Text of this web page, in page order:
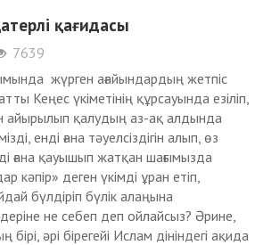
қағидасы
7639
жүрген ағайындардың жетпіс
Кеңес үкіметінің құрсауында езіліп,
айырылып қалудың аз-ақ алдында
енді ғана тәуелсіздігін алып, өз
ғана қауышып жатқан шағымызда
кәпір» деген үкімді ұран етіп,
бүлдіріп бүлік алаңына
не себеп деп ойлайсыз? Әрине,
бірі, әрі бірегейі Ислам дініндегі ақида